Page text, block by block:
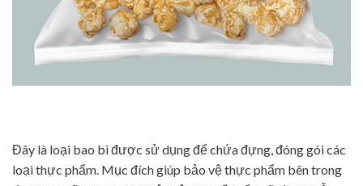
Đây là loại bao bì được sử dụng để chứa đựng, đóng gói các
loại thực phẩm. Mục đích giúp bảo vệ thực phẩm bên trong